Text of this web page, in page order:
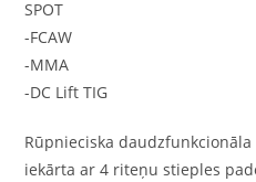
SPOT
-FCAW
-MMA
-DC Lift TIG
Rūpnieciska
iekārta ar 4 riteņu stieples